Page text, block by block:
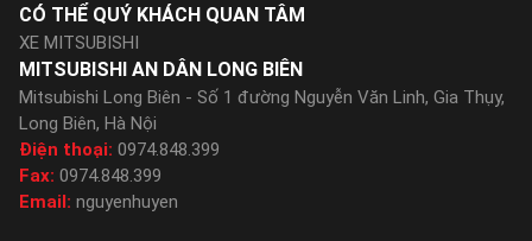
MITSUBISHI AN DÂN LONG BIÊN
Mitsubishi Long Biên - Số 1 đường Nguyễn Văn Linh, Gia Thụy,
Long Biên, Hà Nội
Điện thoại: 0974.848.399
Fax: 0974.848.399
Email: nguyenhuyen
CÓ THỂ QUÝ KHÁCH QUAN TÂM
XE MITSUBISHI